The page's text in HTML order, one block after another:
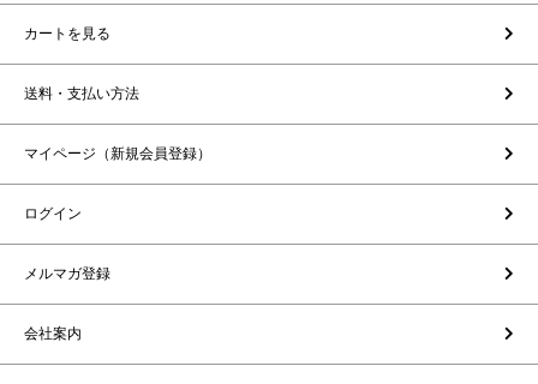
カートを見る
送料・支払い方法
マイページ（新規会員登録）
ログイン
メルマガ登録
会社案内